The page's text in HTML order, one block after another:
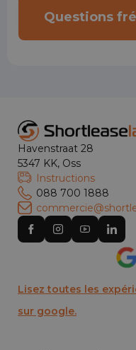
Questions
Havenstraat 28
5347 KK, Oss
Instructions
088 700 1888
Lisez toutes les
sur google.